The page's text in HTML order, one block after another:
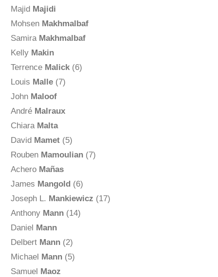
Majid Majidi
Mohsen Makhmalbaf
Samira Makhmalbaf
Kelly Makin
Terrence Malick(6)
Louis Malle(7)
John Maloof
André Malraux
Chiara Malta
David Mamet(5)
Rouben Mamoulian(7)
Achero Mañas
James Mangold(6)
Joseph L. Mankiewicz (17)
Anthony Mann(14)
Daniel Mann
Delbert Mann(2)
Michael Mann(5)
Samuel Maoz